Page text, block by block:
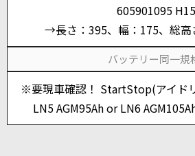
605901095 H15
→長さ：395、幅：175、総高
バッテリー同一規
※要現車確認！ StartStop(アイド
LN5 AGM95Ah or LN6